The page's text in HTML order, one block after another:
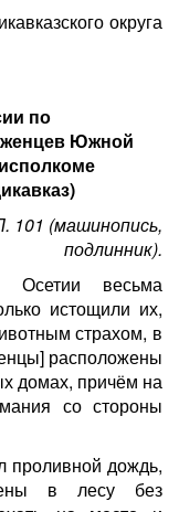
округа
по
Южной
101 (машинопись,
подлинник).
весьма
истощили их,
страхом, в
расположены
домах, причём на
со стороны
проливной дождь,
в лесу без